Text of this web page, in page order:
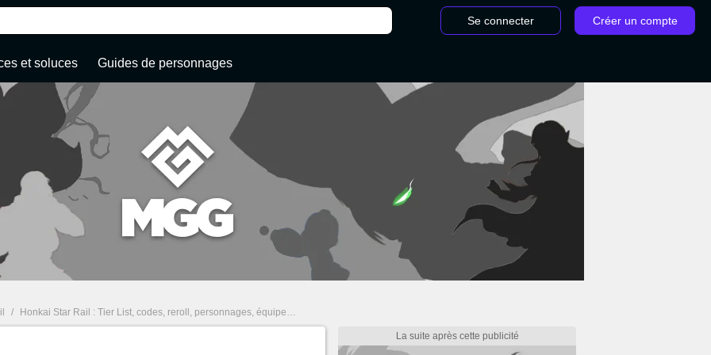
Se connecter Créer un compte
et soluces Guides de personnages
/ Honkai Star Rail : Tier List, codes, reroll, personnages, équipes... Tous nos guides